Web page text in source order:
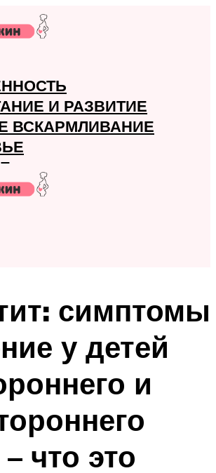
И РАЗВИТИЕ
ВСКАРМЛИВАНИЕ
симптомы
у детей
и
что это